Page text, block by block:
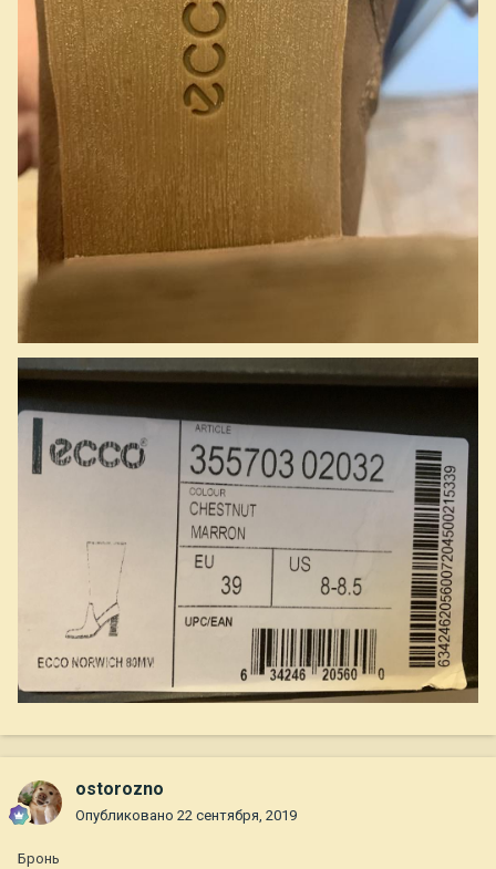
ostorozno
Опубликовано 22 сентября, 2019
Бронь